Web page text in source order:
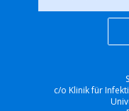
c/o Klinik für